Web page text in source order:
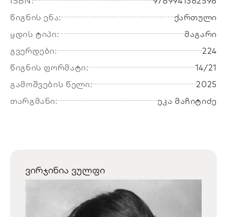
წიგნის ენა:
ქართული
ყდის ტიპი:
მაგარი
გვერდები:
224
წიგნის ფორმატი:
14/21
გამოშვების წელი:
2025
თარგმანი:
ეკა მაჩიტიძე
ვირჯინია ვულფი